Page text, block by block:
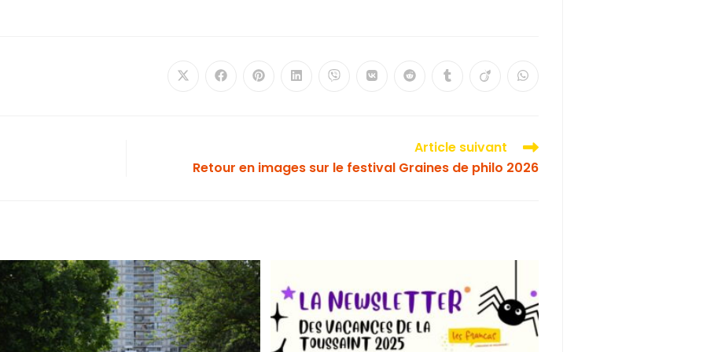
Article suivant
Retour en images sur le festival Graines de philo 2026